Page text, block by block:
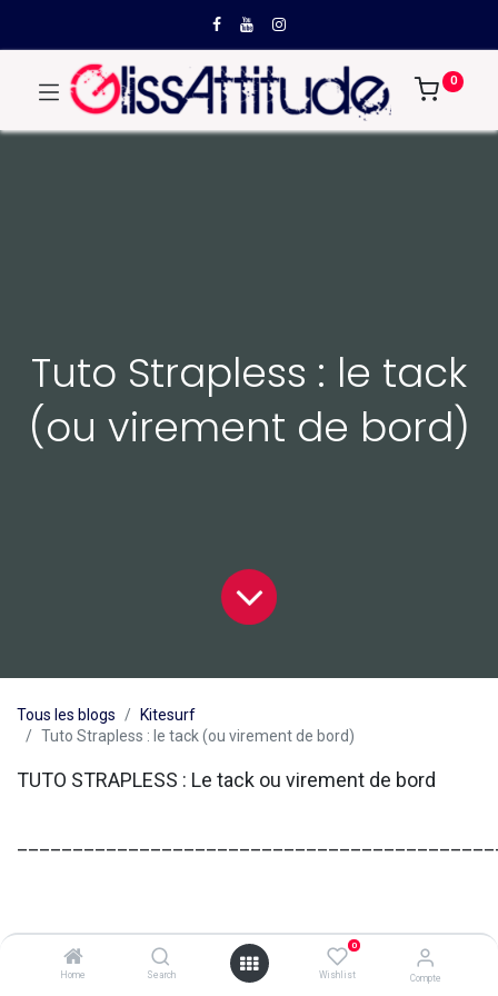
Home Search
0
Wishlist Compte
0
Tuto Strapless : le tack
(ou virement de bord)
Tous les blogs
Kitesurf
Tuto Strapless : le tack (ou virement de bord)
TUTO STRAPLESS : Le tack ou virement de bord